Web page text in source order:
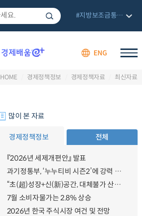
ENG
#지방보조금통합관리망
HOME 경제정책정보 경제정책자료 최신자료
많이 본 자료
경제정책정보 전체
『2026년 세제개편안』 발표
과기정통부, ‘누누티비 시즌2’에 강력 대응 의지 밝혀
“초(超)성장+신(新)공간, 대체불가 산업강국”
7월 소비자물가는 2.8% 상승
2026년 한국 주식시장 여건 및 전망